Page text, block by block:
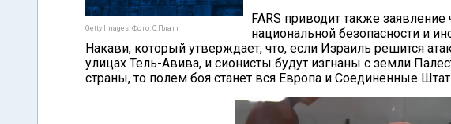
Getty Images. Фото: С.Платт
FARS приводит также
национальной безопасности и
Накави, который утверждает, что, если Израиль решится
улицах Тель-Авива, и сионисты будут изгнаны с земли
страны, то полем боя станет вся Европа и Соединенные